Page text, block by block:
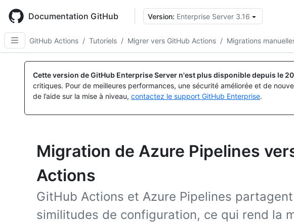
main
content
Documentation GitHub Version: Enterprise Server 3.16
GitHub Actions / Tutoriels / Migrer vers GitHub Actions / Migrations
Cette version de GitHub Enterprise Server n'est plus disponible depuis le
critiques. Pour de meilleures performances, une sécurité améliorée et de
de l’aide sur la mise à niveau, contactez le support GitHub Enterprise.
Migration de Azure Pipelines
Actions
GitHub Actions et Azure Pipelines
similitudes de configuration, ce qui rend la